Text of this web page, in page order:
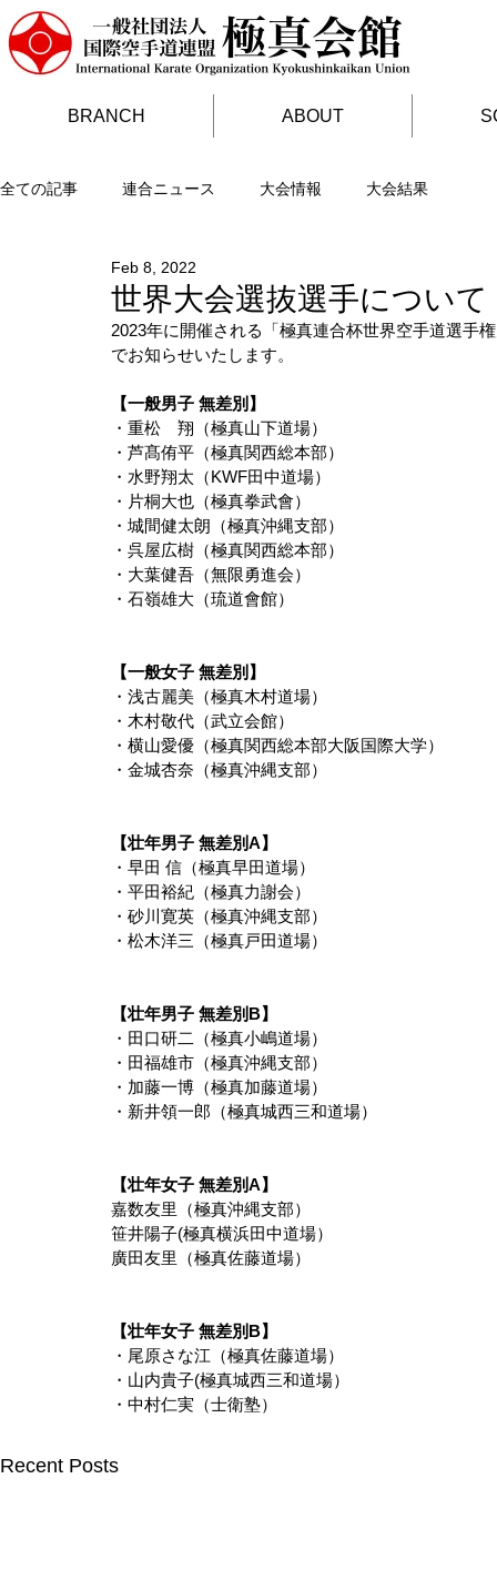
BRANCH ABOUT
全ての記事 連合ニュース 大会情報 大会結果
世界大会選抜選手について
Feb 8, 2022
2023年に開催される「極真連合杯世界空手道選手
でお知らせいたします。
【一般男子 無差別】
・重松　翔（極真山下道場）
・芦髙侑平（極真関西総本部）
・水野翔太（KWF田中道場）
・片桐大也（極真拳武會）
・城間健太朗（極真沖縄支部）
・呉屋広樹（極真関西総本部）
・大葉健吾（無限勇進会）
・石嶺雄大（琉道會館）
【一般女子 無差別】
・浅古麗美（極真木村道場）
・木村敬代（武立会館）
・横山愛優（極真関西総本部大阪国際大学）
・金城杏奈（極真沖縄支部）
【壮年男子 無差別A】
・早田 信（極真早田道場）
・平田裕紀（極真力謝会）
・砂川寛英（極真沖縄支部）
・松木洋三（極真戸田道場）
【壮年男子 無差別B】
・田口研二（極真小嶋道場）
・田福雄市（極真沖縄支部）
・加藤一博（極真加藤道場）
・新井領一郎（極真城西三和道場）
【壮年女子 無差別A】
嘉数友里（極真沖縄支部）
笹井陽子(極真横浜田中道場）
廣田友里（極真佐藤道場）
【壮年女子 無差別B】
・尾原さな江（極真佐藤道場）
・山内貴子(極真城西三和道場）
・中村仁実（士衛塾）
Recent Posts